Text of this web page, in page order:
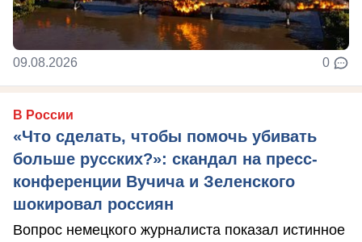
09.08.2026 0
В России
«Что сделать, чтобы помочь убивать
больше русских?»: скандал на пресс-
конференции Вучича и Зеленского
шокировал россиян
Вопрос немецкого журналиста показал истинное